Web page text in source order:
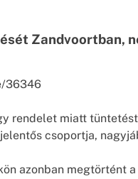
Zandvoortban,
36346
rendelet miatt
csoportja,
azonban megtörtént